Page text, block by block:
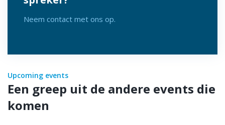
Neem contact met ons op.
Upcoming events
Een greep uit de andere events die
komen